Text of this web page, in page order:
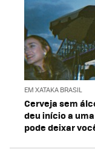
EM XATAKA BRASIL
Cerveja sem
deu início a
pode deixar